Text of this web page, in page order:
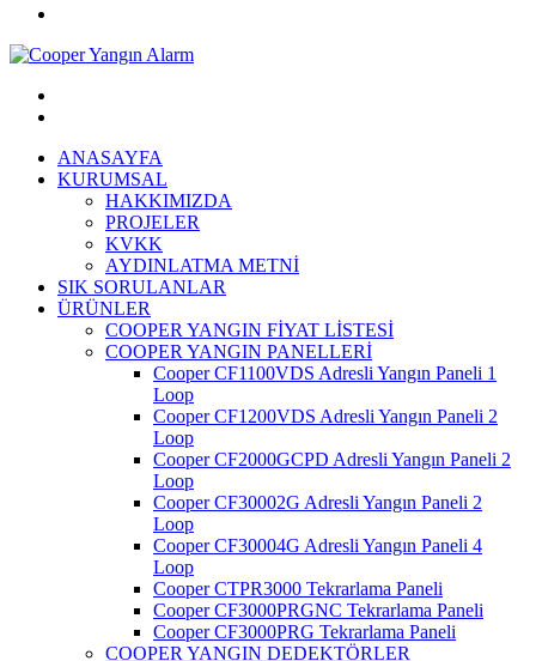
ANASAYFA
KURUMSAL
HAKKIMIZDA
PROJELER
KVKK
AYDINLATMA METNİ
SIK SORULANLAR
ÜRÜNLER
COOPER YANGIN FİYAT LİSTESİ
COOPER YANGIN PANELLERİ
Cooper CF1100VDS Adresli Yangın Paneli 1
Loop
Cooper CF1200VDS Adresli Yangın Paneli 2
Loop
Cooper CF2000GCPD Adresli Yangın Paneli 2
Loop
Cooper CF30002G Adresli Yangın Paneli 2
Loop
Cooper CF30004G Adresli Yangın Paneli 4
Loop
Cooper CTPR3000 Tekrarlama Paneli
Cooper CF3000PRGNC Tekrarlama Paneli
Cooper CF3000PRG Tekrarlama Paneli
COOPER YANGIN DEDEKTÖRLER